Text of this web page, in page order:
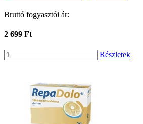
Bruttó fogyasztói ár:
2 699 Ft
Részletek